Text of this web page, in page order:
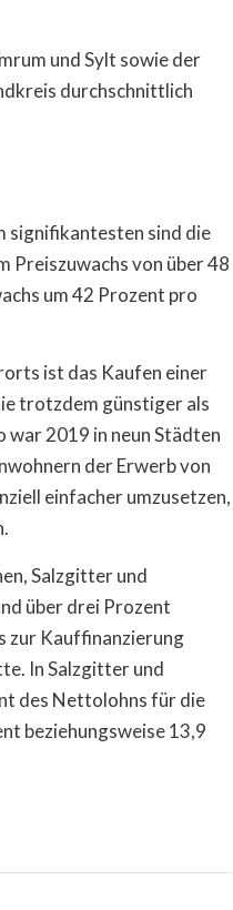
und Sylt sowie der
durchschnittlich
signifikantesten sind die
Preiszuwachs von über 48
um 42 Prozent pro
ist das Kaufen einer
trotzdem günstiger als
war 2019 in neun Städten
der Erwerb von
einfacher umzusetzen,
Salzgitter und
über drei Prozent
zur Kauffinanzierung
In Salzgitter und
des Nettolohns für die
beziehungsweise 13,9